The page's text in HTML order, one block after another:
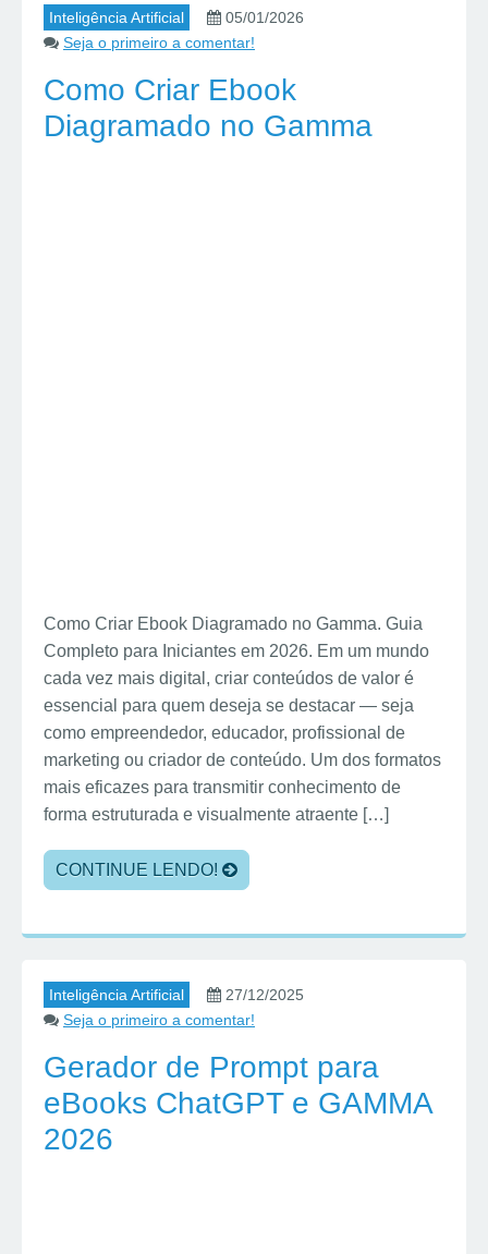
Inteligência Artificial
05/01/2026
Seja o primeiro a comentar!
Como Criar Ebook
Diagramado no Gamma
Como Criar Ebook Diagramado no Gamma. Guia
Completo para Iniciantes em 2026. Em um mundo
cada vez mais digital, criar conteúdos de valor é
essencial para quem deseja se destacar — seja
como empreendedor, educador, profissional de
marketing ou criador de conteúdo. Um dos formatos
mais eficazes para transmitir conhecimento de
forma estruturada e visualmente atraente […]
CONTINUE LENDO!
Inteligência Artificial
27/12/2025
Seja o primeiro a comentar!
Gerador de Prompt para
eBooks ChatGPT e GAMMA
2026